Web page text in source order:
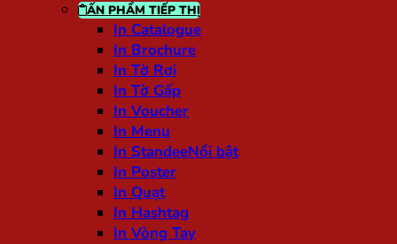
ẤN PHẨM TIẾP THỊ
In Catalogue
In Brochure
In Tờ Rơi
In Tờ Gấp
In Voucher
In Menu
In Standee
In Poster
In Quạt
In Hashtag
In Vòng Tay